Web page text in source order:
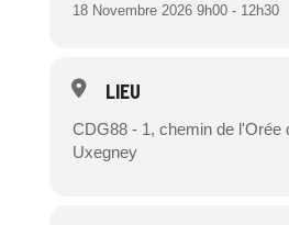
18 Novembre 2026 9h00 - 12h30
LIEU
CDG88 - 1, chemin de l'Orée
Uxegney